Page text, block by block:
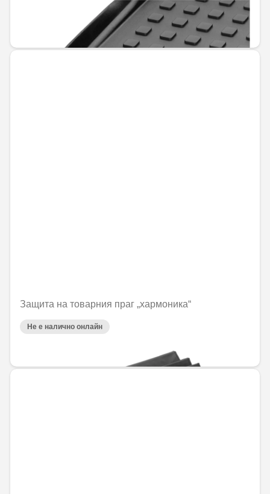
144,00 € / 281,64 лв.
Защита на товарния праг „хармоника“
Не е налично онлайн